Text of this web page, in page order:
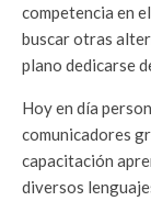
competencia en
buscar otras
plano dedicarse
Hoy en día
comunicadores
capacitación
diversos